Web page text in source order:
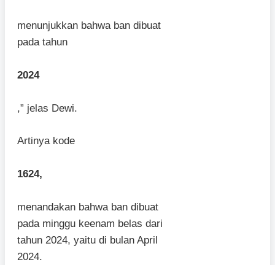
menunjukkan bahwa ban dibuat
pada tahun
2024
,” jelas Dewi.
Artinya kode
1624,
menandakan bahwa ban dibuat
pada minggu keenam belas dari
tahun 2024, yaitu di bulan April
2024.